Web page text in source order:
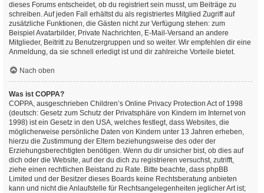
dieses Forums entscheidet, ob du registriert sein musst, um Beiträge zu
schreiben. Auf jeden Fall erhältst du als registriertes Mitglied Zugriff auf
zusätzliche Funktionen, die Gästen nicht zur Verfügung stehen: zum
Beispiel Avatarbilder, Private Nachrichten, E-Mail-Versand an andere
Mitglieder, Beitritt zu Benutzergruppen und so weiter. Wir empfehlen dir eine
Anmeldung, da sie schnell erledigt ist und dir zahlreiche Vorteile bietet.
Nach oben
Was ist COPPA?
COPPA, ausgeschrieben Children’s Online Privacy Protection Act of 1998
(deutsch: Gesetz zum Schutz der Privatsphäre von Kindern im Internet von
1998) ist ein Gesetz in den USA, welches festlegt, dass Websites, die
möglicherweise persönliche Daten von Kindern unter 13 Jahren erheben,
hierzu die Zustimmung der Eltern beziehungsweise des oder der
Erziehungsberechtigten benötigen. Wenn du dir unsicher bist, ob dies auf
dich oder die Website, auf der du dich zu registrieren versuchst, zutrifft,
ziehe einen rechtlichen Beistand zu Rate. Bitte beachte, dass phpBB
Limited und der Besitzer dieses Boards keine Rechtsberatung anbieten
kann und nicht die Anlaufstelle für Rechtsangelegenheiten jeglicher Art ist;